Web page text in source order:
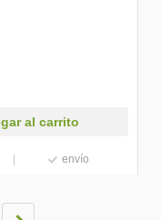
al carrito
envío